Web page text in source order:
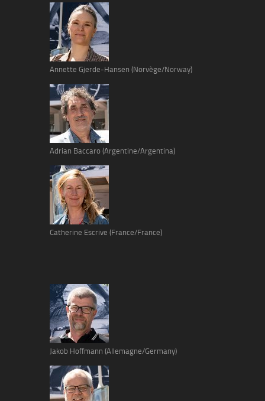
Annette Gjerde-Hansen (Norvège/Norway)
Adrian Baccaro (Argentine/Argentina)
Catherine Escrive (France/France)
Jakob Hoffmann (Allemagne/Germany)